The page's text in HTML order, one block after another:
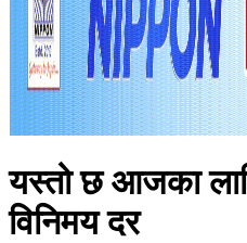
यस्तो छ आजका
विनिमय दर